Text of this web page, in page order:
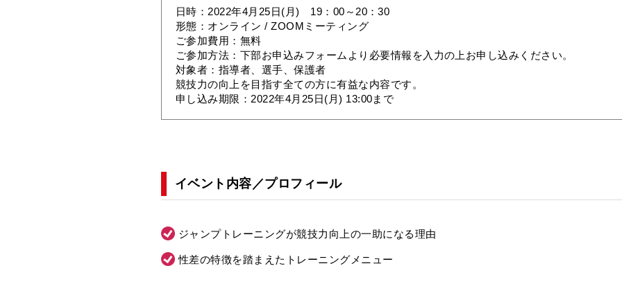
日時：2022年4月25日(月) 19：00～20：30
形態：オンライン / ZOOMミーティング
ご参加費用：無料
ご参加方法：下部お申込みフォームより必要情報を入力の上お申し込みください。
対象者：指導者、選手、保護者
競技力の向上を目指す全ての方に有益な内容です。
申し込み期限：2022年4月25日(月) 13:00まで
イベント内容／プロフィール
ジャンプトレーニングが競技力向上の一助になる理由
性差の特徴を踏まえたトレーニングメニュー